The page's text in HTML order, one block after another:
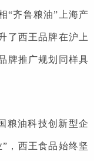
“齐鲁粮油”上海产
了西王品牌在沪上
牌推广规划同样具
粮油科技创新型企
，西王食品始终坚